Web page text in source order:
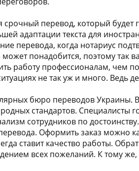
перевод, который будет
адаптации текста для
перевода, когда нотариус
понадобится, поэтому так
работу профессионалам, чем
не так уж и много. Ведь
бюро переводов Украины.
стандартов. Специалисты
сотрудников по
Оформить заказ можно
ставит качество работы.
всех пожеланий. К тому же,